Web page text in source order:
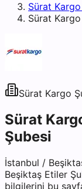
Sürat
Sürat
Sürat Kargo
Sürat
Şubesi
İstanbul /
Beşiktaş Etiler
bilgilerini bu